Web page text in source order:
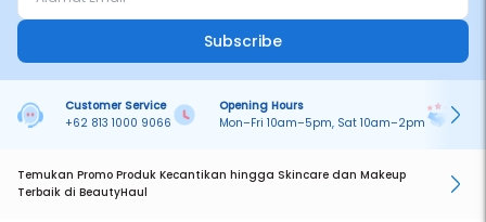
Subscribe
Customer Service
+62 813 1000 9066
Opening Hours
Mon–Fri 10am–5pm, Sat 10am–2pm
Temukan Promo Produk Kecantikan hingga Skincare dan Makeup
Terbaik di BeautyHaul